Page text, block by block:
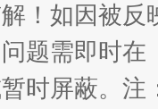
如何以
！如因被
题需即时在
时屏蔽。